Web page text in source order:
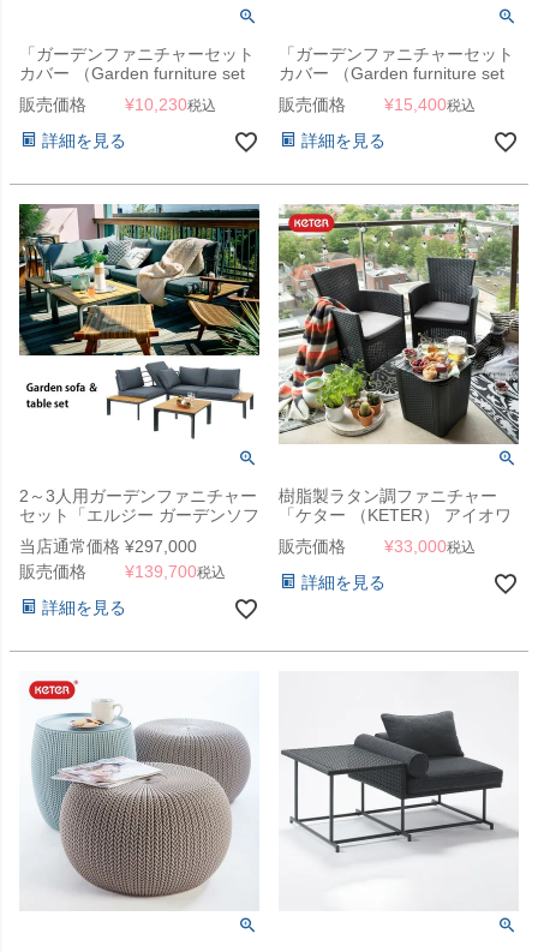
「ガーデンファニチャーセット
カバー （Garden furniture set
cover） エアロカバー
（AeroCover） #7930
180x150x85cm」【沖縄・離島
は送料要見積り】
販売価格 ¥10,230税込
詳細を見る
「ガーデンファニチャーセット
カバー （Garden furniture set
cover） エアロカバー
（AeroCover） #7913
130x130x85cm（NS）」【沖
縄・離島は送料要見積り】
販売価格 ¥15,400税込
詳細を見る
2～3人用ガーデンファニチャー
セット「エルジー ガーデンソフ
ァ＆テーブルセット」
当店通常価格 ¥297,000
販売価格
¥139,700税込
詳細を見る
樹脂製ラタン調ファニチャー
「ケター （KETER） アイオワ
バルコニー3点セット（IOWA
BALCONY SET 139890）」
販売価格 ¥33,000税込
詳細を見る